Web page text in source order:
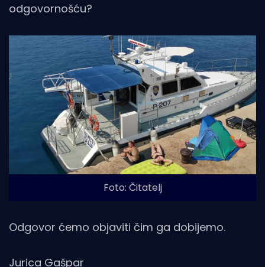
odgovornošću?
Foto: Čitatelj
Odgovor ćemo objaviti čim ga dobijemo.
Jurica Gašpar